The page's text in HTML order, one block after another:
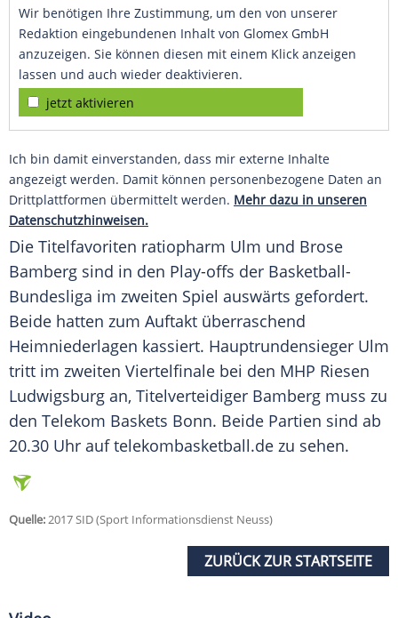
Wir benötigen Ihre Zustimmung, um den von unserer
Redaktion eingebundenen Inhalt von Glomex GmbH
anzuzeigen. Sie können diesen mit einem Klick anzeigen
lassen und auch wieder deaktivieren.
jetzt aktivieren
Ich bin damit einverstanden, dass mir externe Inhalte
angezeigt werden. Damit können personenbezogene Daten an
Drittplattformen übermittelt werden. Mehr dazu in unseren
Datenschutzhinweisen.
Die Titelfavoriten ratiopharm Ulm und Brose
Bamberg sind in den Play-offs der Basketball-
Bundesliga im zweiten Spiel auswärts gefordert.
Beide hatten zum Auftakt überraschend
Heimniederlagen kassiert. Hauptrundensieger Ulm
tritt im zweiten Viertelfinale bei den MHP Riesen
Ludwigsburg an, Titelverteidiger Bamberg muss zu
den Telekom Baskets Bonn. Beide Partien sind ab
20.30 Uhr auf telekombasketball.de zu sehen.
Quelle:2017 SID (Sport Informationsdienst Neuss)
ZURÜCK ZUR STARTSEITE